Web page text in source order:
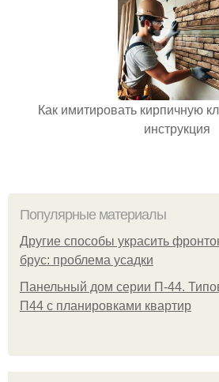
Как имитировать кирпичную
инструкция
Популярные материалы
Другие способы украсить
брус: проблема усадки
Панельный дом серии П-44.
П44 с планировками квартир